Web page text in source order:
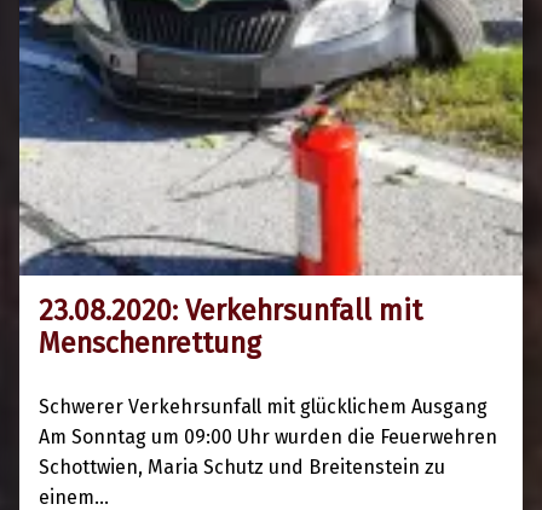
23.08.2020: Verkehrsunfall mit
Menschenrettung
Schwerer Verkehrsunfall mit glücklichem Ausgang
Am Sonntag um 09:00 Uhr wurden die Feuerwehren
Schottwien, Maria Schutz und Breitenstein zu
einem…
23. August 2020